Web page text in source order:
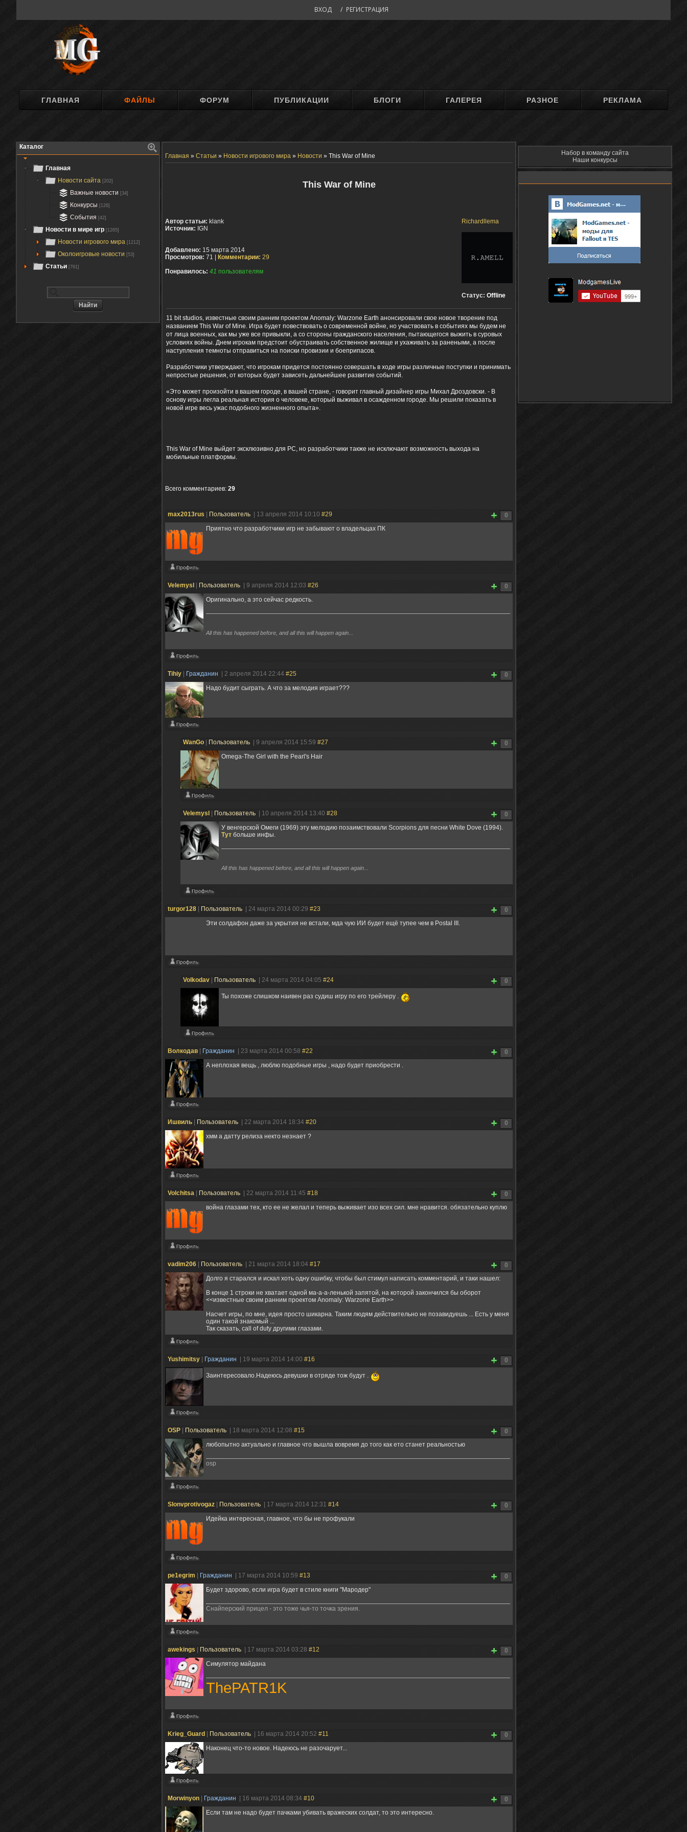
ВХОД / РЕГИСТРАЦИЯ
ГЛАВНАЯ ФАЙЛЫ ФОРУМ ПУБЛИКАЦИИ БЛОГИ ГАЛЕРЕЯ РАЗНОЕ РЕКЛАМА
Каталог
Главная
Новости сайта [202]
Важные новости [34]
Конкурсы [126]
События [42]
Новости в мире игр [1265]
Новости игрового мира [1212]
Околоигровые новости [53]
Статьи [761]
Главная » Статьи » Новости игрового мира » Новости » This War of Mine
This War of Mine
Richardllema
Статус: Offline
Автор статьи: klank
Источник: IGN
Добавлено: 15 марта 2014
Просмотров: 71 | Комментарии: 29
Понравилось: 41 пользователям
11 bit studios, известные своим ранним проектом Anomaly: Warzone Earth анонсировали свое новое творение под
названием This War of Mine. Игра будет повествовать о современной войне, но участвовать в событиях мы будем не
от лица военных, как мы уже все привыкли, а со стороны гражданского населения, пытающегося выжить в суровых
условиях войны. Днем игрокам предстоит обустраивать собственное жилище и ухаживать за ранеными, а после
наступления темноты отправиться на поиски провизии и боеприпасов.
Разработчики утверждают, что игрокам придется постоянно совершать в ходе игры различные поступки и принимать
непростые решения, от которых будет зависеть дальнейшее развитие событий.
«Это может произойти в вашем городе, в вашей стране, - говорит главный дизайнер игры Михал Дроздовски. - В
основу игры легла реальная история о человеке, который выживал в осажденном городе. Мы решили показать в
новой игре весь ужас подобного жизненного опыта».
This War of Mine выйдет эксклюзивно для PC, но разработчики также не исключают возможность выхода на
мобильные платформы.
Всего комментариев: 29
0
max2013rus Пользователь | 13 апреля 2014 10:10 #29
Приятно что разработчики игр не забывают о владельцах ПК
0
Velemysl Пользователь | 9 апреля 2014 12:03 #26
Оригинально, а это сейчас редкость.
All this has happened before, and all this will happen again...
0
Tihiy Гражданин | 2 апреля 2014 22:44 #25
Надо будит сыграть. А что за мелодия играет???
0
WanGo Пользователь | 9 апреля 2014 15:59 #27
Omega-The Girl with the Pearl's Hair
0
Velemysl Пользователь | 10 апреля 2014 13:40 #28
У венгерской Омеги (1969) эту мелодию позаимствовали Scorpions для песни White Dove (1994).
Тут больше инфы.
All this has happened before, and all this will happen again...
0
turgor128 Пользователь | 24 марта 2014 00:29 #23
Эти солдафон даже за укрытия не встали, мда чую ИИ будет ещё тупее чем в Postal III.
0
Volkodav Пользователь | 24 марта 2014 04:05 #24
Ты похоже слишком наивен раз судиш игру по его трейлеру .
0
Волкодав Гражданин | 23 марта 2014 00:58 #22
А неплохая вещь , люблю подобные игры , надо будет приобрести .
0
Ишвиль Пользователь | 22 марта 2014 18:34 #20
хмм а датту релиза некто незнает ?
0
Volchitsa Пользователь | 22 марта 2014 11:45 #18
война глазами тех, кто ее не желал и теперь выживает изо всех сил. мне нравится. обязательно куплю
0
vadim206 Пользователь | 21 марта 2014 18:04 #17
Долго я старался и искал хоть одну ошибку, чтобы был стимул написать комментарий, и таки нашел:
В конце 1 строки не хватает одной ма-а-а-ленькой запятой, на которой закончился бы оборот
<<известные своим ранним проектом Anomaly: Warzone Earth>>
Насчет игры, по мне, идея просто шикарна. Таким людям действительно не позавидуешь ... Есть у меня
один такой знакомый ...
Так сказать, call of duty другими глазами.
0
Yushimitsy Гражданин | 19 марта 2014 14:00 #16
Заинтересовало.Надеюсь девушки в отряде тож будут .
0
OSP Пользователь | 18 марта 2014 12:08 #15
любопытно актуально и главное что вышла вовремя до того как ето станет реальностью
osp
0
Slonvprotivogaz Пользователь | 17 марта 2014 12:31 #14
Идейка интересная, главное, что бы не профукали
0
pe1egrim Гражданин | 17 марта 2014 10:59 #13
Будет здорово, если игра будет в стиле книги "Мародер"
Снайперский прицел - это тоже чья-то точка зрения.
0
awekings Пользователь | 17 марта 2014 03:28 #12
Симулятор майдана
ThePATR1K
0
Krieg_Guard Пользователь | 16 марта 2014 20:52 #11
Наконец что-то новое. Надеюсь не разочарует...
0
Morwinyon Гражданин | 16 марта 2014 08:34 #10
Если там не надо будет пачками убивать вражеских солдат, то это интересно.
Набор в команду сайта
Наши конкурсы